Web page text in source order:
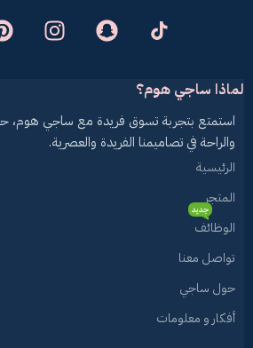
لماذا ساجي هوم؟
استمتع بتجربة تسوق فريدة مع ساجي هوم،
والراحة في تصاميمنا الفريدة والعصرية.
الرئيسية
المتجر
الوظائف
جديد
تواصل معنا
حول ساجي
أفكار و معلومات